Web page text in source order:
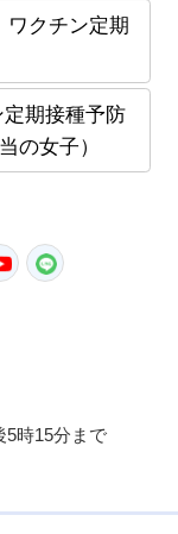
ワクチン定期
期接種予防
の女子）
YouTube
5時15分まで